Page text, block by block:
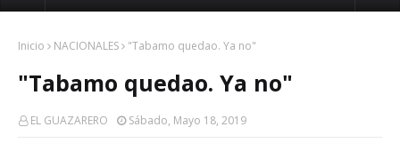
Inicio NACIONALES "Tabamo quedao. Ya no"
"Tabamo quedao. Ya no"
EL GUAZARERO Sábado, Mayo 18, 2019